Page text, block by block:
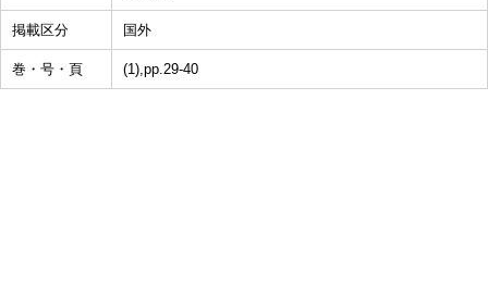
掲載区分 国外
巻・号・頁 (1),pp.29-40